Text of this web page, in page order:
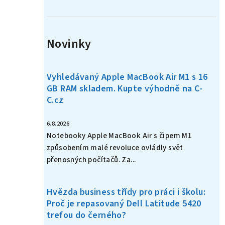
p
n
e
Novinky
Vyhledávaný Apple MacBook Air M1 s 16
GB RAM skladem. Kupte výhodně na C-
C.cz
6.8.2026
Notebooky Apple MacBook Air s čipem M1
způsobením malé revoluce ovládly svět
přenosných počítačů. Za...
Hvězda business třídy pro práci i školu:
Proč je repasovaný Dell Latitude 5420
trefou do černého?